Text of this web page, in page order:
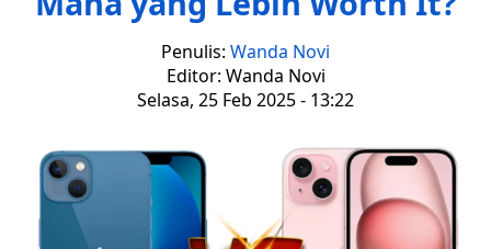
Penulis: Wanda Novi
Editor: Wanda Novi
Selasa, 25 Feb 2025 - 13:22